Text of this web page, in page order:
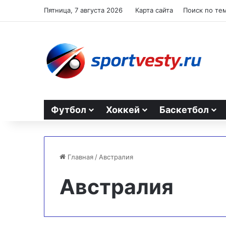
Пятница, 7 августа 2026 Карта сайта Поиск по
Футбол Хоккей Баскетбол
Главная / Австралия
Австралия
Хабаровск
Чайку
золото